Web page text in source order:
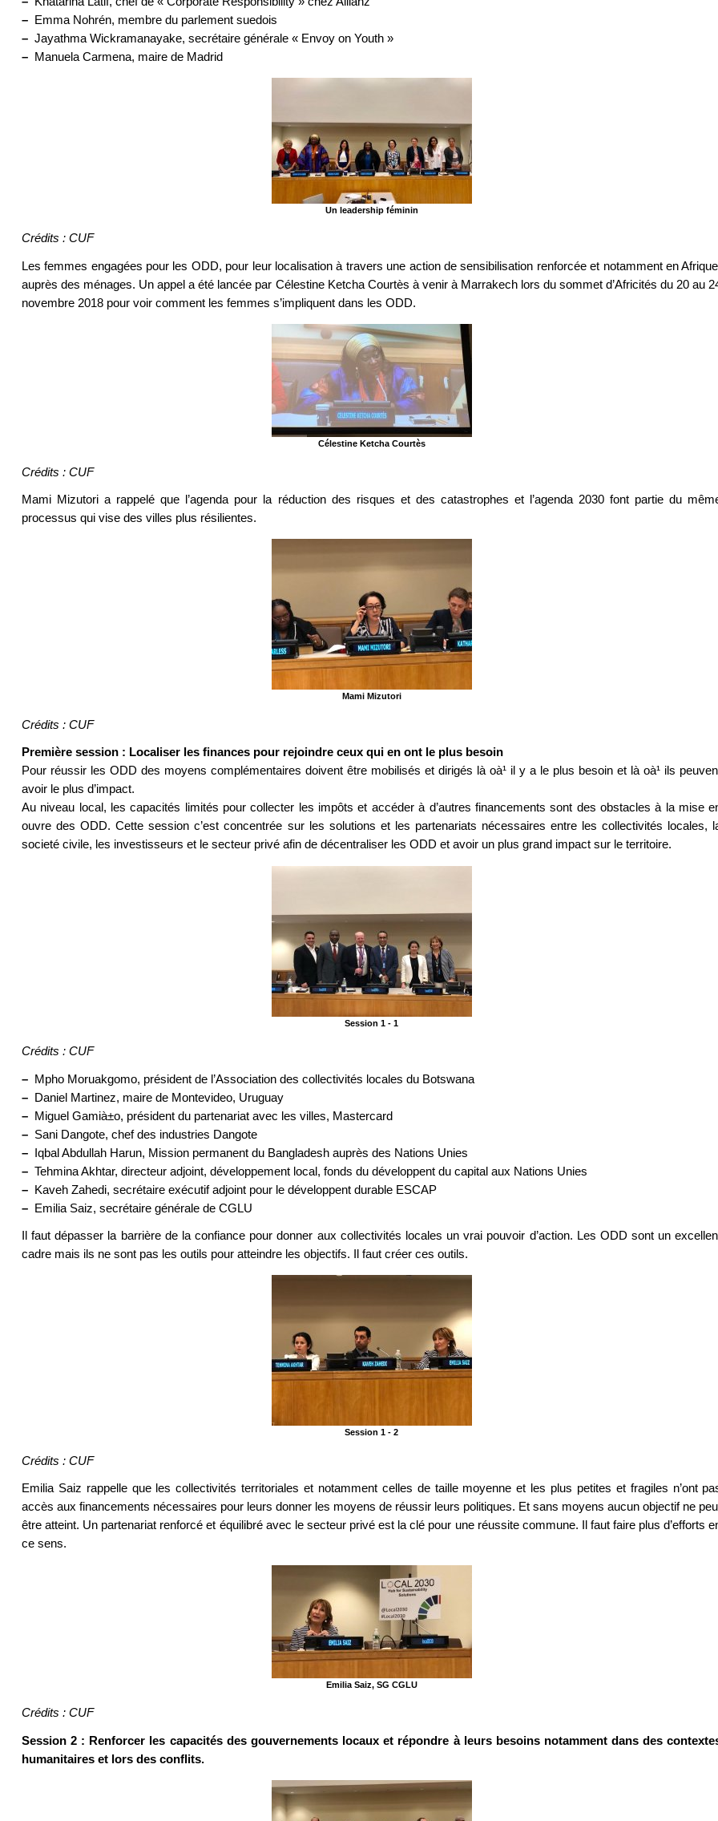
–Emma Nohrén, membre du parlement suedois
–Jayathma Wickramanayake, secrétaire générale « Envoy on Youth »
–Manuela Carmena, maire de Madrid
Un leadership féminin
Crédits : CUF
Les femmes engagées pour les ODD, pour leur localisation à travers une action de sensibilisation renforcée et notamment en
auprès des ménages. Un appel a été lancée par Célestine Ketcha Courtès à venir à Marrakech lors du sommet d’Africités du 20 au
novembre 2018 pour voir comment les femmes s’impliquent dans les ODD.
Célestine Ketcha Courtès
Crédits : CUF
Mami Mizutori a rappelé que l’agenda pour la réduction des risques et des catastrophes et l’agenda 2030 font partie du
processus qui vise des villes plus résilientes.
Mami Mizutori
Crédits : CUF
Première session : Localiser les finances pour rejoindre ceux qui en ont le plus besoin
Pour réussir les ODD des moyens complémentaires doivent être mobilisés et dirigés là oà¹ il y a le plus besoin et là oà¹ ils
avoir le plus d’impact.
Au niveau local, les capacités limités pour collecter les impôts et accéder à d’autres financements sont des obstacles à la mise
ouvre des ODD. Cette session c’est concentrée sur les solutions et les partenariats nécessaires entre les collectivités locales,
societé civile, les investisseurs et le secteur privé afin de décentraliser les ODD et avoir un plus grand impact sur le territoire.
Session 1 - 1
Crédits : CUF
–Mpho Moruakgomo, président de l’Association des collectivités locales du Botswana
–Daniel Martinez, maire de Montevideo, Uruguay
–Miguel Gamià±o, président du partenariat avec les villes, Mastercard
–Sani Dangote, chef des industries Dangote
–Iqbal Abdullah Harun, Mission permanent du Bangladesh auprès des Nations Unies
–Tehmina Akhtar, directeur adjoint, développement local, fonds du développent du capital aux Nations Unies
–Kaveh Zahedi, secrétaire exécutif adjoint pour le développent durable ESCAP
–Emilia Saiz, secrétaire générale de CGLU
Il faut dépasser la barrière de la confiance pour donner aux collectivités locales un vrai pouvoir d’action. Les ODD sont un
cadre mais ils ne sont pas les outils pour atteindre les objectifs. Il faut créer ces outils.
Session 1 - 2
Crédits : CUF
Emilia Saiz rappelle que les collectivités territoriales et notamment celles de taille moyenne et les plus petites et fragiles n’ont
accès aux financements nécessaires pour leurs donner les moyens de réussir leurs politiques. Et sans moyens aucun objectif ne
être atteint. Un partenariat renforcé et équilibré avec le secteur privé est la clé pour une réussite commune. Il faut faire plus d’efforts
ce sens.
Emilia Saiz, SG CGLU
Crédits : CUF
Session 2 : Renforcer les capacités des gouvernements locaux et répondre à leurs besoins notamment dans des
humanitaires et lors des conflits.